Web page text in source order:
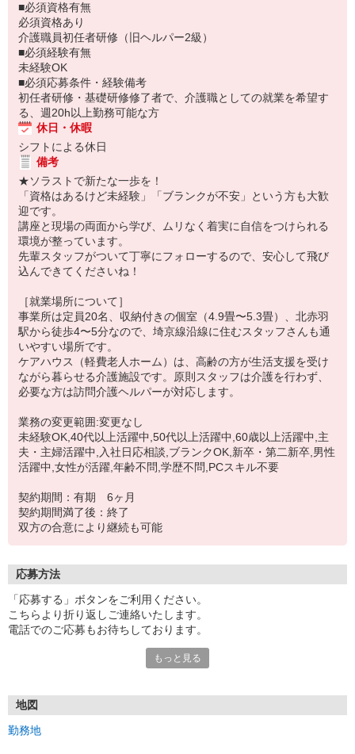
■必須資格有無
必須資格あり
介護職員初任者研修（旧ヘルパー2級）
■必須経験有無
未経験OK
■必須応募条件・経験備考
初任者研修・基礎研修修了者で、介護職としての就業を希望す
る、週20h以上勤務可能な方
休日・休暇
シフトによる休日
備考
★ソラストで新たな一歩を！
「資格はあるけど未経験」「ブランクが不安」という方も大歓
迎です。
講座と現場の両面から学び、ムリなく着実に自信をつけられる
環境が整っています。
先輩スタッフがついて丁寧にフォローするので、安心して飛び
込んできてくださいね！
［就業場所について］
事業所は定員20名、収納付きの個室（4.9畳〜5.3畳）、北赤羽
駅から徒歩4〜5分なので、埼京線沿線に住むスタッフさんも通
いやすい場所です。
ケアハウス（軽費老人ホーム）は、高齢の方が生活支援を受け
ながら暮らせる介護施設です。原則スタッフは介護を行わず、
必要な方は訪問介護ヘルパーが対応します。
業務の変更範囲:変更なし
未経験OK,40代以上活躍中,50代以上活躍中,60歳以上活躍中,主
夫・主婦活躍中,入社日応相談,ブランクOK,新卒・第二新卒,男性
活躍中,女性が活躍,年齢不問,学歴不問,PCスキル不要
契約期間：有期 6ヶ月
契約期間満了後：終了
双方の合意により継続も可能
応募方法
「応募する」ボタンをご利用ください。
こちらより折り返しご連絡いたします。
電話でのご応募もお待ちしております。
ご提出いただいた応募書類は、返却いたしませんので予めご了承く
もっと見る
地図
勤務地